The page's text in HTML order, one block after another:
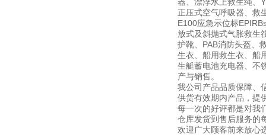
正压式空气呼吸器、救
E100应急示位标
放式及斜抛式气胀救生
护靴、PAB消防头盔、
生衣、船用救生衣、船
生艇蓄电池充电器、不
产与销售。
我公司产品品质保障、
供货有效期内产品，提
每一次的好评都是对我
仓库发货到售后服务的
欢迎广大顾客前来放心